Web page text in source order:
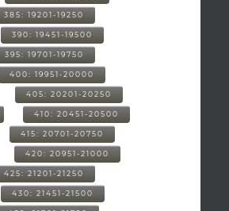
385: 19201-19250
390: 19451-19500
395: 19701-19750
400: 19951-20000
405: 20201-20250
410: 20451-20500
415: 20701-20750
420: 20951-21000
425: 21201-21250
430: 21451-21500